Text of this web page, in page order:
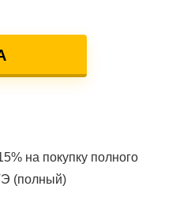
на покупку полного
(полный)